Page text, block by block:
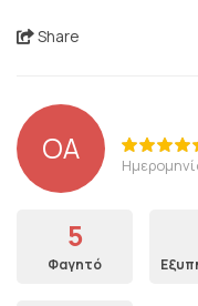
Share
OA
5
Φαγητό